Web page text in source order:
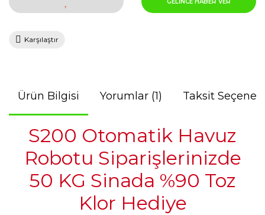
Karşılaştır
Ürün Bilgisi Yorumlar (1) Taksit
S200 Otomatik Havuz
Robotu Siparişlerinizde
50 KG Sinada %90 Toz
Klor Hediye